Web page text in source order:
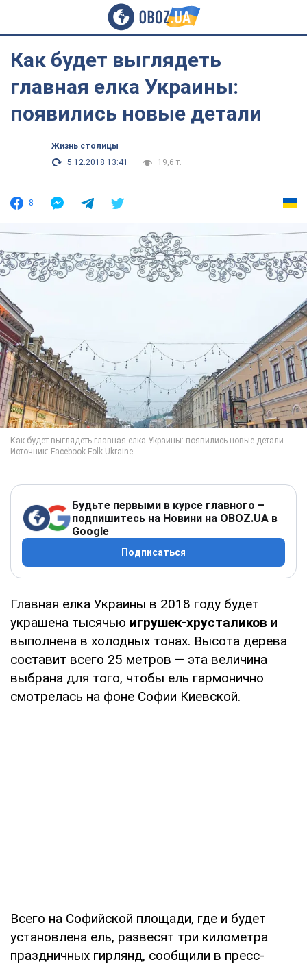
Как будет выглядеть
главная елка Украины:
появились новые детали
Жизнь столицы
5.12.2018 13:41
19,6 т.
8
Будьте первыми в курсе главного –
подпишитесь на Новини на OBOZ.UA в
Google
Подписаться
Главная елка Украины в 2018 году будет
украшена тысячью игрушек-хрусталиков и
выполнена в холодных тонах. Высота дерева
составит всего 25 метров — эта величина
выбрана для того, чтобы ель гармонично
смотрелась на фоне Софии Киевской.
Всего на Софийской площади, где и будет
установлена ель, развесят три километра
праздничных гирлянд, сообщили в пресс-